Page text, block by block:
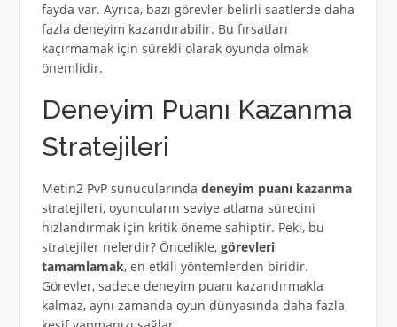
fayda var. Ayrıca, bazı görevler belirli saatlerde daha
fazla deneyim kazandırabilir. Bu fırsatları
kaçırmamak için sürekli olarak oyunda olmak
önemlidir.
Deneyim Puanı Kazanma
Stratejileri
Metin2 PvP sunucularında deneyim puanı kazanma
stratejileri, oyuncuların seviye atlama sürecini
hızlandırmak için kritik öneme sahiptir. Peki, bu
stratejiler nelerdir? Öncelikle, görevleri
tamamlamak, en etkili yöntemlerden biridir.
Görevler, sadece deneyim puanı kazandırmakla
kalmaz, aynı zamanda oyun dünyasında daha fazla